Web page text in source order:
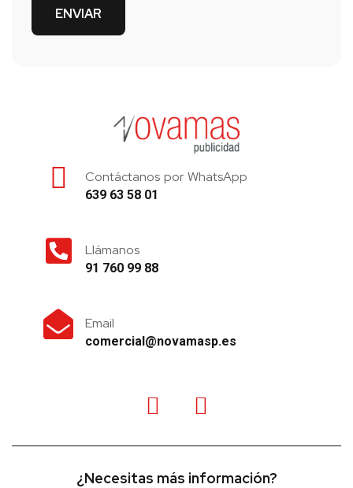
Contáctanos por WhatsApp
639 63 58 01
Llámanos
91 760 99 88
Email
comercial@novamasp.es
¿Necesitas más información?